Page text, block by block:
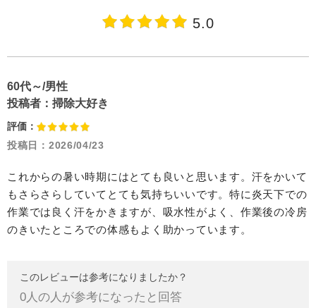
5.0
60代～/男性
投稿者： 掃除大好き
評価：
投稿日： 2026/04/23
これからの暑い時期にはとても良いと思います。汗をかいて
もさらさらしていてとても気持ちいいです。特に炎天下での
作業では良く汗をかきますが、吸水性がよく、作業後の冷房
のきいたところでの体感もよく助かっています。
このレビューは参考になりましたか？
0人の人が参考になったと回答